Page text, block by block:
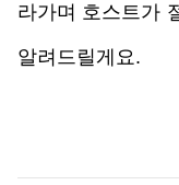
라가며 호스트가
알려드릴게요.